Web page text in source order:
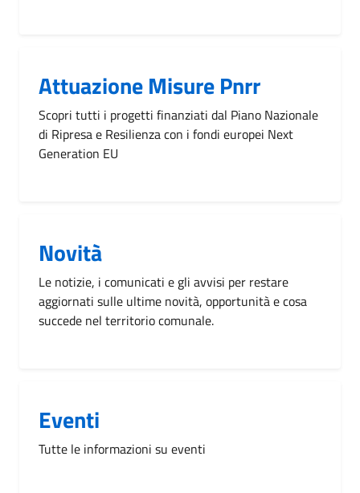
Attuazione Misure Pnrr
Scopri tutti i progetti finanziati dal Piano Nazionale
di Ripresa e Resilienza con i fondi europei Next
Generation EU
Novità
Le notizie, i comunicati e gli avvisi per restare
aggiornati sulle ultime novità, opportunità e cosa
succede nel territorio comunale.
Eventi
Tutte le informazioni su eventi